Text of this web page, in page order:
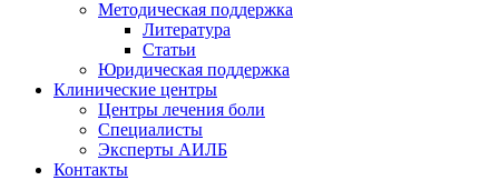
Методическая поддержка
Литература
Статьи
Юридическая поддержка
Клинические центры
Центры лечения боли
Специалисты
Эксперты АИЛБ
Контакты